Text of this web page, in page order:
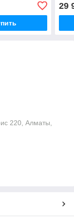
29
220, Алматы,